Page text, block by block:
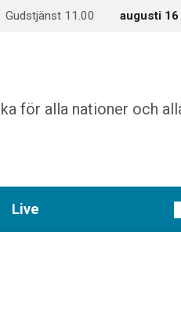
Gudstjänst 11.00 augusti 16
för alla nationer och
Live